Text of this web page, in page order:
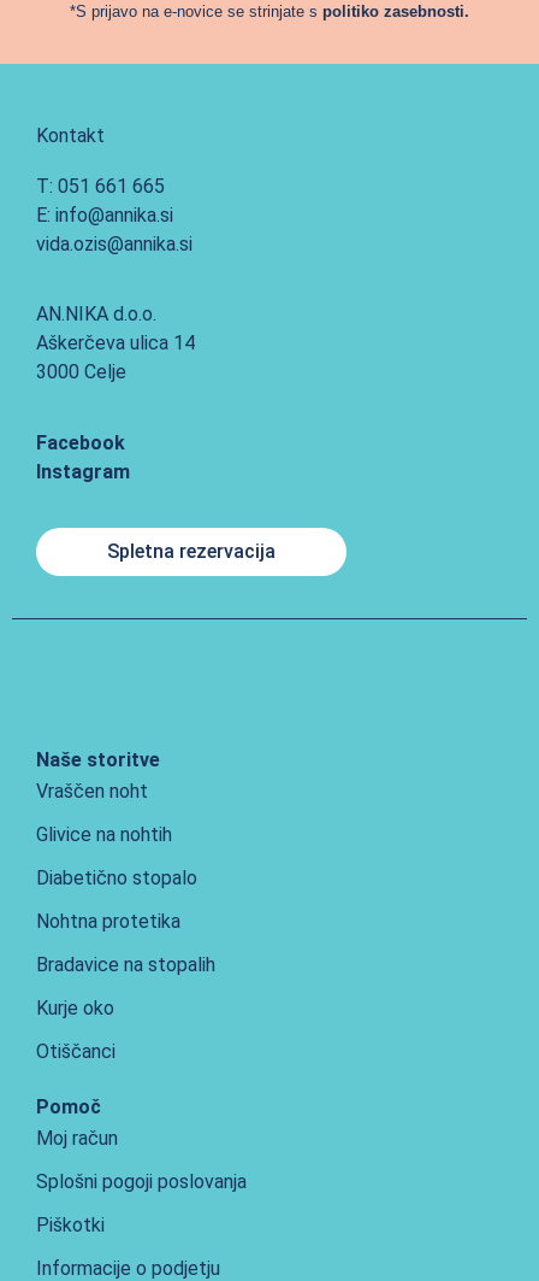
*S prijavo na e-novice se strinjate s politiko zasebnosti.
Kontakt
T: 051 661 665
E: info@annika.si
vida.ozis@annika.si
AN.NIKA d.o.o.
Aškerčeva ulica 14
3000 Celje
Facebook
Instagram
Spletna rezervacija
Naše storitve
Vraščen noht
Glivice na nohtih
Diabetično stopalo
Nohtna protetika
Bradavice na stopalih
Kurje oko
Otiščanci
Pomoč
Moj račun
Splošni pogoji poslovanja
Piškotki
Informacije o podjetju